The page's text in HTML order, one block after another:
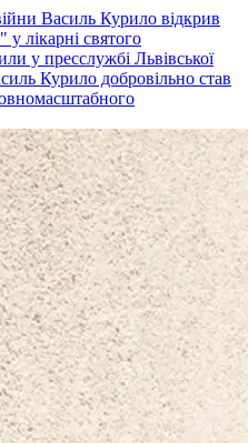
Василь Курило відкрив
лікарні святого
у пресслужбі Львівської
Курило добровільно став